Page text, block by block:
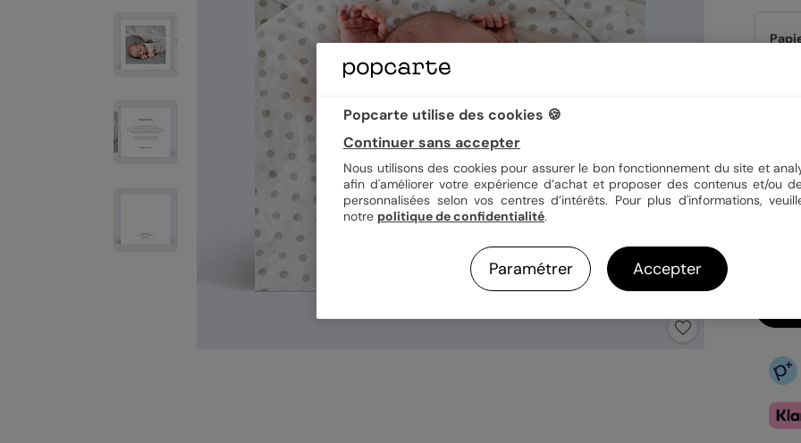
Popcarte utilise des cookies 🍪
Continuer sans accepter
Nous utilisons des cookies pour assurer le bon fonctionnement du site et
afin d'améliorer votre expérience d’achat et proposer des contenus et/ou
personnalisées selon vos centres d’intérêts. Pour plus d'informations,
notre politique de confidentialité.
Paramétrer Accepter